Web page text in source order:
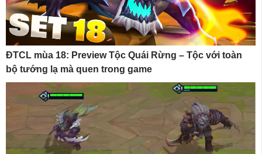
ĐTCL mùa 18: Preview Tộc Quái Rừng – Tộc với toàn
bộ tướng lạ mà quen trong game